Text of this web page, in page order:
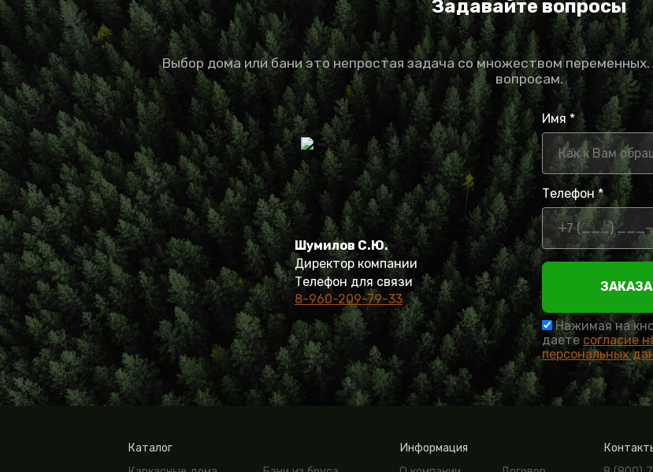
Задавайте вопросы
Выбор дома или бани это непростая задача со множеством
вопросам.
Шумилов С.Ю.
Директор компании
Телефон для связи
8-960-209-79-33
Имя *
Телефон *
Нажимая на
даете согласие
персональных
Каталог
Информация